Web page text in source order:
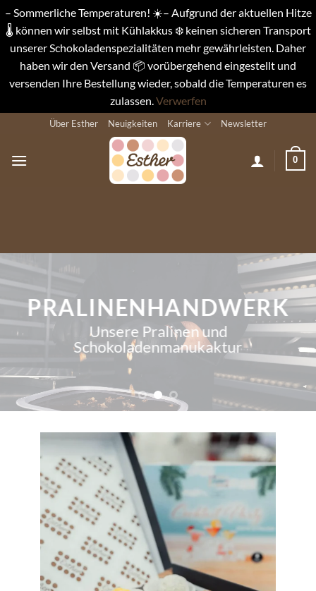
– Sommerliche Temperaturen! ☀️– Aufgrund der aktuellen Hitze
🌡️ können wir selbst mit Kühlakkus ❄️ keinen sicheren Transport
unserer Schokoladenspezialitäten mehr gewährleisten. Daher
haben wir den Versand 📦 vorübergehend eingestellt und
versenden Ihre Bestellung wieder, sobald die Temperaturen es
zulassen.Verwerfen
springen
Über Esther Neuigkeiten Karriere Newsletter
0
PRALINENHANDWERK
Unsere Pralinen und
Schokoladenmanukaktur